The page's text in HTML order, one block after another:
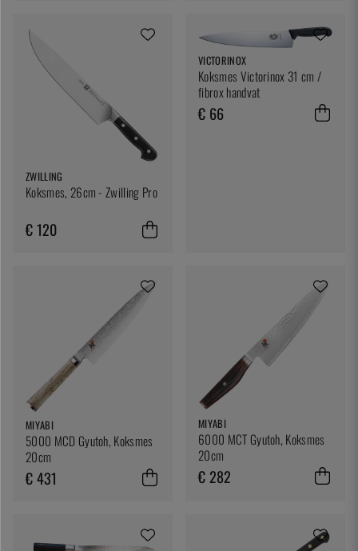
ZWILLING
Koksmes, 26cm - Zwilling Pro
€ 120
VICTORINOX
Koksmes Victorinox 31 cm /
fibrox handvat
€ 66
MIYABI
5000 MCD Gyutoh, Koksmes
20cm
€ 431
MIYABI
6000 MCT Gyutoh, Koksmes
20cm
€ 282